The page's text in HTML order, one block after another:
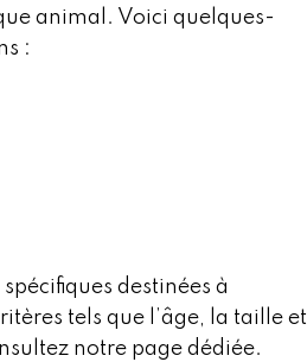
animal. Voici quelques-
:
destinées à
tels que l’âge, la taille et
notre page dédiée.